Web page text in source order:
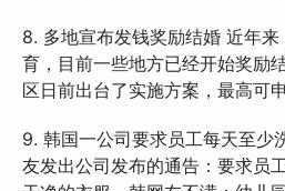
8. 多地宣布发钱奖励结婚 近年
育，目前一些地方已经开始奖励
区日前出台了实施方案，最高可
9. 韩国一公司要求员工每天至少
友发出公司发布的通告：要求员